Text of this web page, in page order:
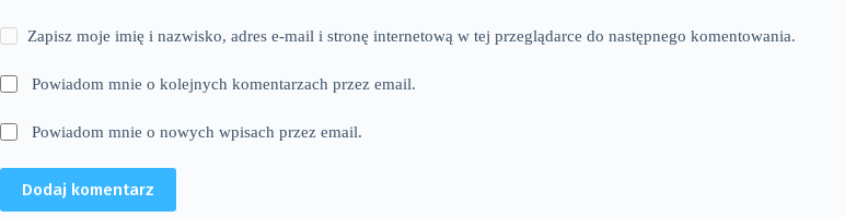
Zapisz moje imię i nazwisko, adres e-mail i stronę internetową w tej przeglądarce do następnego komentowania.
Powiadom mnie o kolejnych komentarzach przez email.
Powiadom mnie o nowych wpisach przez email.
Dodaj komentarz